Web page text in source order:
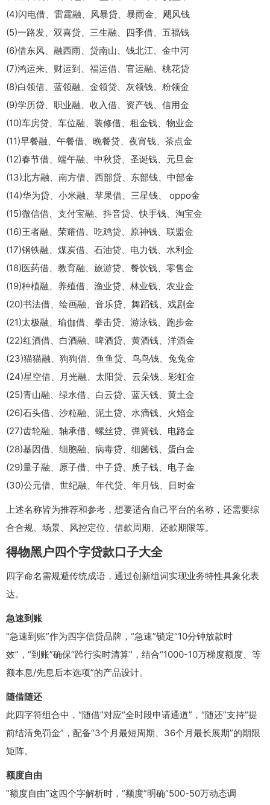
(4)闪电借、雷霆融、风暴贷、暴雨金、飓风钱
(5)一路发、双喜贷、三生融、四季借、五福钱
(6)借东风、融西雨、贷南山、钱北江、金中河
(7)鸿运来、财运到、福运借、官运融、桃花贷
(8)白领借、蓝领融、金领贷、灰领钱、粉领金
(9)学历贷、职业融、收入借、资产钱、信用金
(10)车房贷、车位融、装修借、租金钱、物业金
(11)早餐融、午餐借、晚餐贷、夜宵钱、茶点金
(12)春节借、端午融、中秋贷、圣诞钱、元旦金
(13)北方融、南方借、西部贷、东部钱、中部金
(14)华为贷、小米融、苹果借、三星钱、 oppo金
(15)微信借、支付宝融、抖音贷、快手钱、淘宝金
(16)王者融、荣耀借、吃鸡贷、原神钱、联盟金
(17)钢铁融、煤炭借、石油贷、电力钱、水利金
(18)医药借、教育融、旅游贷、餐饮钱、零售金
(19)种植融、养殖借、渔业贷、林业钱、农业金
(20)书法借、绘画融、音乐贷、舞蹈钱、戏剧金
(21)太极融、瑜伽借、拳击贷、游泳钱、跑步金
(22)红酒借、白酒融、啤酒贷、黄酒钱、洋酒金
(23)猫猫融、狗狗借、鱼鱼贷、鸟鸟钱、兔兔金
(24)星空借、月光融、太阳贷、云朵钱、彩虹金
(25)青山融、绿水借、白云贷、蓝天钱、黄土金
(26)石头借、沙粒融、泥土贷、水滴钱、火焰金
(27)齿轮融、轴承借、螺丝贷、弹簧钱、电路金
(28)基因借、细胞融、病毒贷、细菌钱、蛋白金
(29)量子融、原子借、中子贷、质子钱、电子金
(30)公元借、世纪融、年代贷、年月钱、日时金
上述名称皆为推荐和参考，想要适合自己平台的名称，还需要综
合合规、场景、风控定位、借款周期、还款期限等。
得物黑户四个字贷款口子大全
四字命名需规避传统成语，通过创新组词实现业务特性具象化表
达。
急速到账
“急速到账”作为四字信贷品牌，“急速”锁定“10分钟放款时
效”，“到账”确保“跨行实时清算”，结合“1000-10万梯度额度、等
额本息/先息后本选项”的产品设计。
随借随还
此四字符组合中，“随借”对应“全时段申请通道”，“随还”支持“提
前结清免罚金”，配备“3个月最短周期、36个月最长展期”的期限
矩阵。
额度自由
“额度自由”这四个字解析时，“额度”明确“500-50万动态调